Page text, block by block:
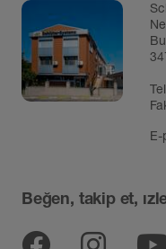
Beğen, takip et,